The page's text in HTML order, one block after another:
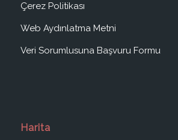
Çerez Politikası
Web Aydınlatma Metni
Veri Sorumlusuna Başvuru Formu
Harita